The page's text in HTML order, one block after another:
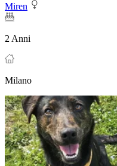
Miren
2 Anni
Milano